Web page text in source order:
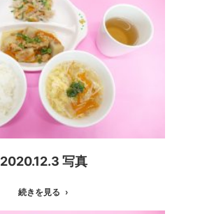
2020.12.3 写真
続きを見る